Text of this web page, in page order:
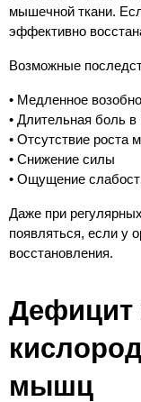
мышечной ткани.
эффективно
Возможные
• Медленное
• Длительная боль
• Отсутствие роста
• Снижение силы
• Ощущение
Даже при
появляться, если у
восстановления.
Дефицит
мышц